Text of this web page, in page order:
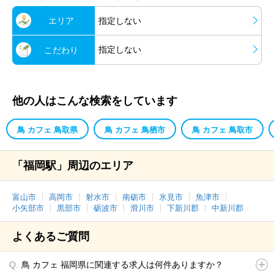
エリア 指定しない
こだわり 指定しない
他の人はこんな検索をしています
鳥 カフェ 鳥取県 鳥 カフェ 鳥栖市 鳥 カフェ 鳥取市
「福岡駅」周辺のエリア
富山市 高岡市 射水市 南砺市 氷見市
魚津市
小矢部市
黒部市 砺波市 滑川市 下新川郡 中新川郡
よくあるご質問
鳥 カフェ 福岡県に関連する求人は何件ありますか？